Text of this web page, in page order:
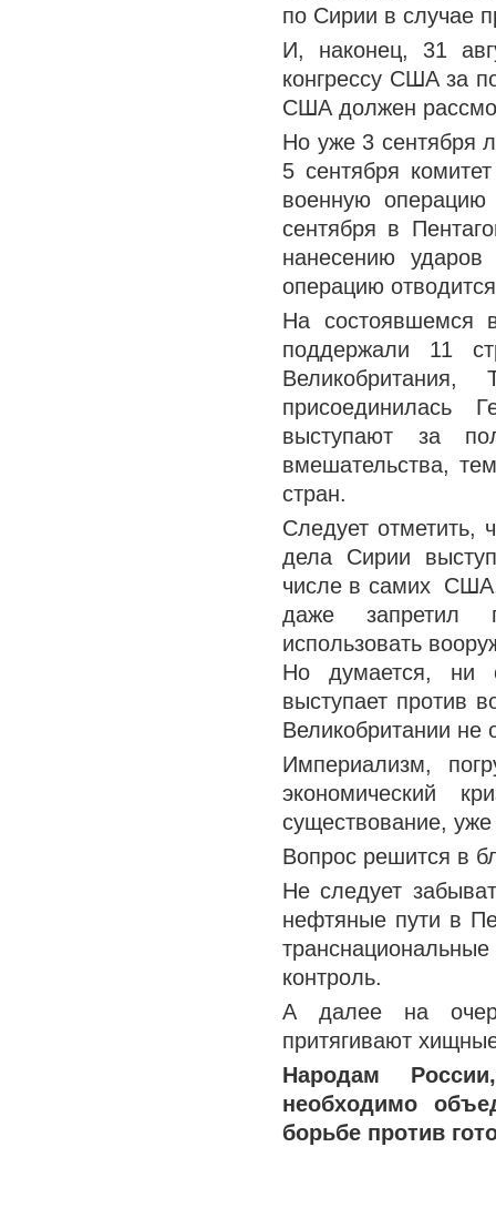
по Сирии в случае
И, наконец, 31
конгрессу США за
США должен
Но уже 3 сентября
5 сентября
военную
сентября в
нанесению
операцию
На состоявшемся
поддержали 11
присоединилась
выступают за
вмешательства,
стран.
Следует отметить,
дела Сирии
числе в самих США,
даже запретил
использовать
Но думается, ни
выступает против
Великобритании не
Империализм,
экономический
существование,
Вопрос решится в
Не следует
нефтяные пути в
контроль.
А далее на
притягивают
Народам
необходимо
борьбе против